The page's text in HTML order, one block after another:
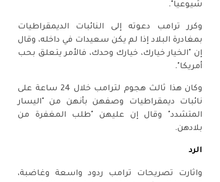
شيوعيا".
وكرر ترامب دعوته إلى النائبات الديمقراطيات
بمغادرة البلاد إذا لم يكن سعيدات في داخله، وقال
إن "الخيار خيارك، خيارك وحدك، فالأمر يتعلق بحب
أمريكا".
وكان هذا ثالث هجوم لترامب خلال 24 ساعة على
نائبات ديمقراطيات وصفهن بأنهن من "اليسار
المتشدد" وقال إن عليهن "طلب المغفرة من
بلادهن.
الرد
واثارت تصريحات ترامب ردود واسعة وغاضبة،